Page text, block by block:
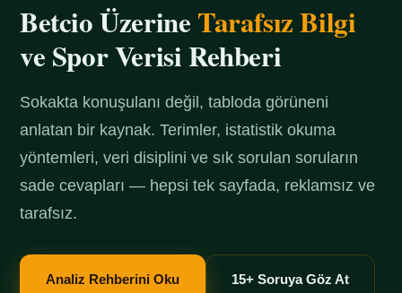
Betcio ÜzerineTarafsız Bilgi
ve Spor Verisi Rehberi
Sokakta konuşulanı değil, tabloda görüneni
anlatan bir kaynak. Terimler, istatistik okuma
yöntemleri, veri disiplini ve sık sorulan soruların
sade cevapları — hepsi tek sayfada, reklamsız ve
tarafsız.
Analiz Rehberini Oku 15+ Soruya Göz At